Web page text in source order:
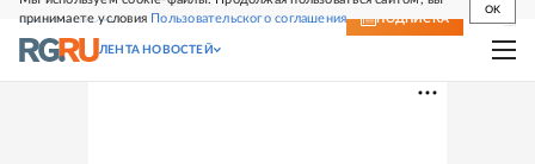
принимаете условия Пользовательского соглашения
OK
СВЕЖИЙ НОМЕР ПОДПИСКА
ЛЕНТА НОВОСТЕЙ